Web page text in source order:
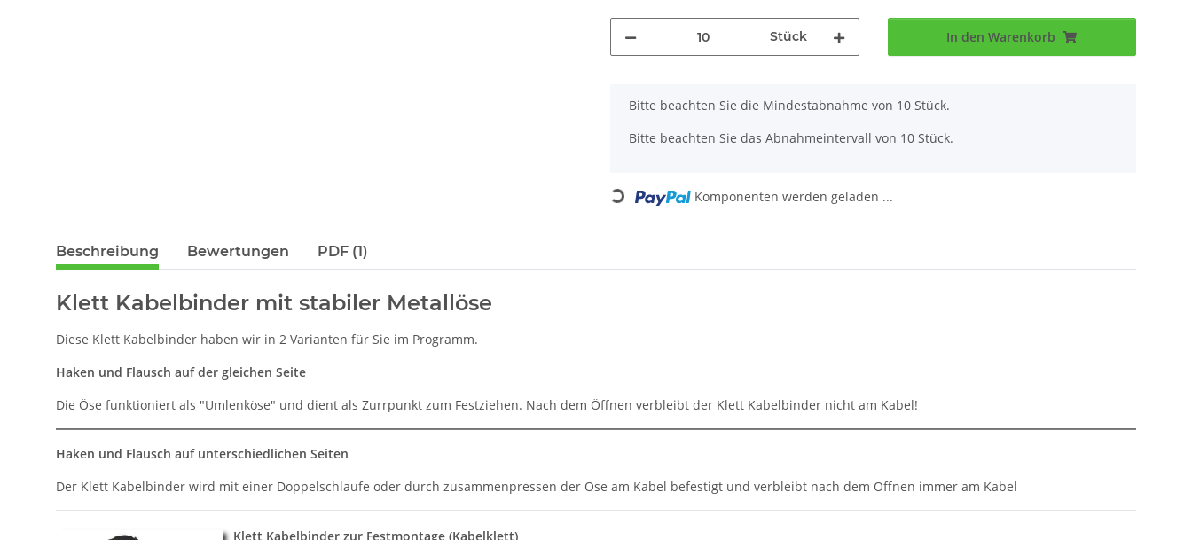
Stück In den Warenkorb
x
Bitte beachten Sie die Mindestabnahme von 10 Stück.
Bitte beachten Sie das Abnahmeintervall von 10 Stück.
Loading... Komponenten werden geladen ...
Beschreibung Bewertungen PDF (1)
Klett Kabelbinder mit stabiler Metallöse
Diese Klett Kabelbinder haben wir in 2 Varianten für Sie im Programm.
Haken und Flausch auf der gleichen Seite
Die Öse funktioniert als "Umlenköse" und dient als Zurrpunkt zum Festziehen. Nach dem Öffnen verbleibt der Klett Kabelbinder nicht am Kabel!
Haken und Flausch auf unterschiedlichen Seiten
Der Klett Kabelbinder wird mit einer Doppelschlaufe oder durch zusammenpressen der Öse am Kabel befestigt und verbleibt nach dem Öffnen immer am Kabel
Klett Kabelbinder zur Festmontage (Kabelklett)